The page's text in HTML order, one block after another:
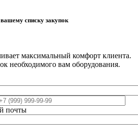
списку закупок
максимальный комфорт клиента.
необходимого вам оборудования.
почты